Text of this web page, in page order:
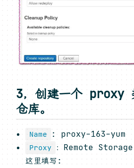
3，创建一个 proxy
仓库。
Name : proxy-163-yum
Proxy
：Remote Storage:
这里填写: